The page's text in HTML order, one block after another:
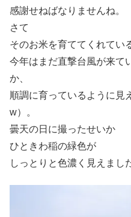
感謝せねばなりませんね。
さて
そのお米を育ててくれてい
今年はまだ直撃台風が来て
か、
順調に育っているように見
w）。
曇天の日に撮ったせいか
ひときわ稲の緑色が
しっとりと色濃く見えまし